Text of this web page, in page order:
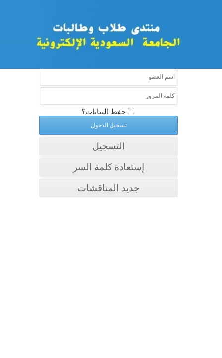
حفظ البيانات؟
التسجيل
إستعادة كلمة السر
جديد المناقشات